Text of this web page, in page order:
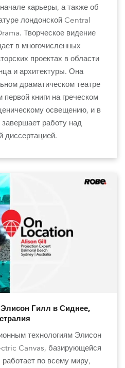
карьеры, а также об
лондонской Central
Творческое видение
в многочисленных
проектах в области
и архитектуры. Она
драматическом театре
книги на греческом
освещению, и в
работу над
диссертацией.
Гилл в Сиднее,
технологиям Элисон
Canvas, базирующейся
по всему миру,